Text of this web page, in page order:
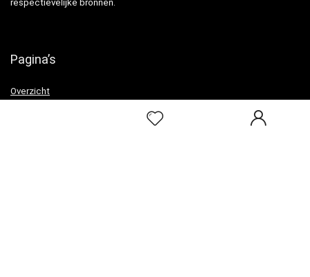
respectievelijke bronnen.
Pagina’s
Overzicht